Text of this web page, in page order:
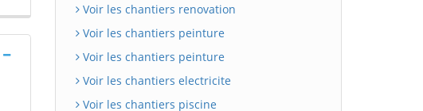
Voir les chantiers renovation
Voir les chantiers peinture
Voir les chantiers peinture
Voir les chantiers electricite
Voir les chantiers piscine